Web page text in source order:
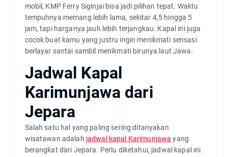
mobil, KMP Ferry Siginjai bisa jadi pilihan tepat. Waktu
tempuhnya memang lebih lama, sekitar 4,5 hingga 5
jam, tapi harganya jauh lebih terjangkau. Kapal ini juga
cocok buat kamu yang justru ingin menikmati sensasi
berlayar santai sambil menikmati birunya laut Jawa.
Jadwal Kapal
Karimunjawa dari
Jepara
Salah satu hal yang paling sering ditanyakan
wisatawan adalah jadwal kapal Karimunjawa yang
berangkat dari Jepara. Perlu diketahui, jadwal kapal ini